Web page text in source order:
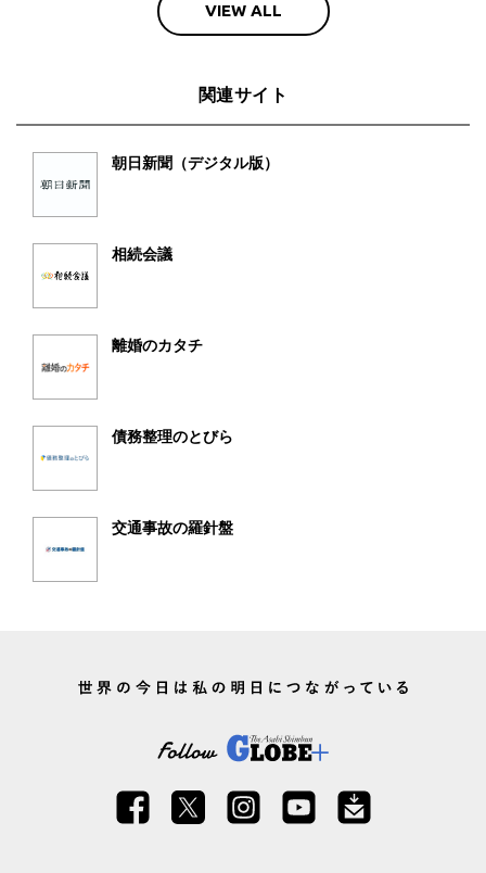
VIEW ALL
関連サイト
朝日新聞（デジタル版）
相続会議
離婚のカタチ
債務整理のとびら
交通事故の羅針盤